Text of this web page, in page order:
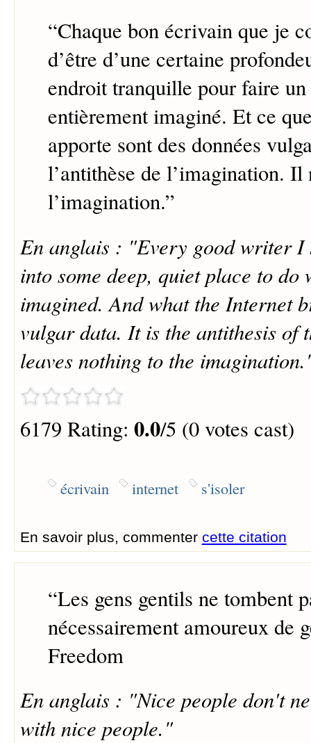
“Chaque bon écrivain que je
d’être d’une certaine
endroit tranquille pour faire
entièrement imaginé. Et ce
apporte sont des données
l’antithèse de l’imagination. Il
l’imagination.”
En anglais : "Every good writer I
into some deep, quiet place to
imagined. And what the Internet
vulgar data. It is the antithesis of
leaves nothing to the
6179 Rating: 0.0/5 (0 votes cast)
écrivain internet s'isoler
En savoir plus, commenter cette citation
“Les gens gentils ne tombent
nécessairement amoureux de
Freedom
En anglais : "Nice people don't
with nice people."